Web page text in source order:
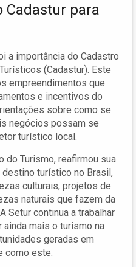
Cadastur para
a importância do Cadastro
(Cadastur). Este
empreendimentos que
e incentivos do
sobre como se
negócios possam se
turístico local.
do Turismo, reafirmou sua
turístico no Brasil,
culturais, projetos de
naturais que fazem da
Setur continua a trabalhar
mais o turismo na
geradas em
como este.